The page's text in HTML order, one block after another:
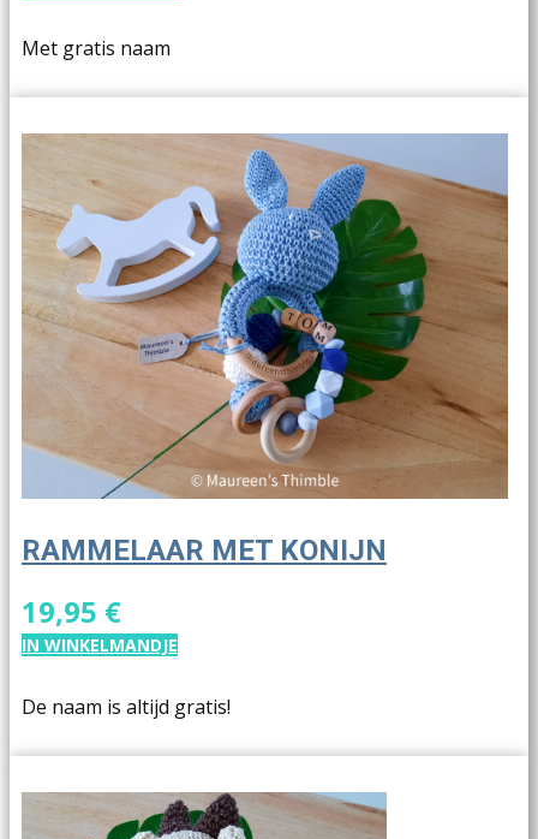
Met gratis naam
RAMMELAAR MET KONIJN
19,95 €
IN WINKELMANDJE
De naam is altijd gratis!